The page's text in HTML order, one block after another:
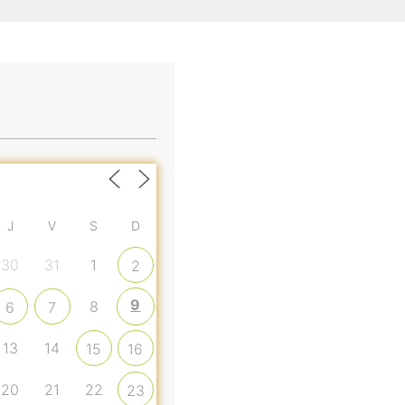
J V S D
30 31 1 2
6 7 8 9
13 14 15 16
20 21 22 23